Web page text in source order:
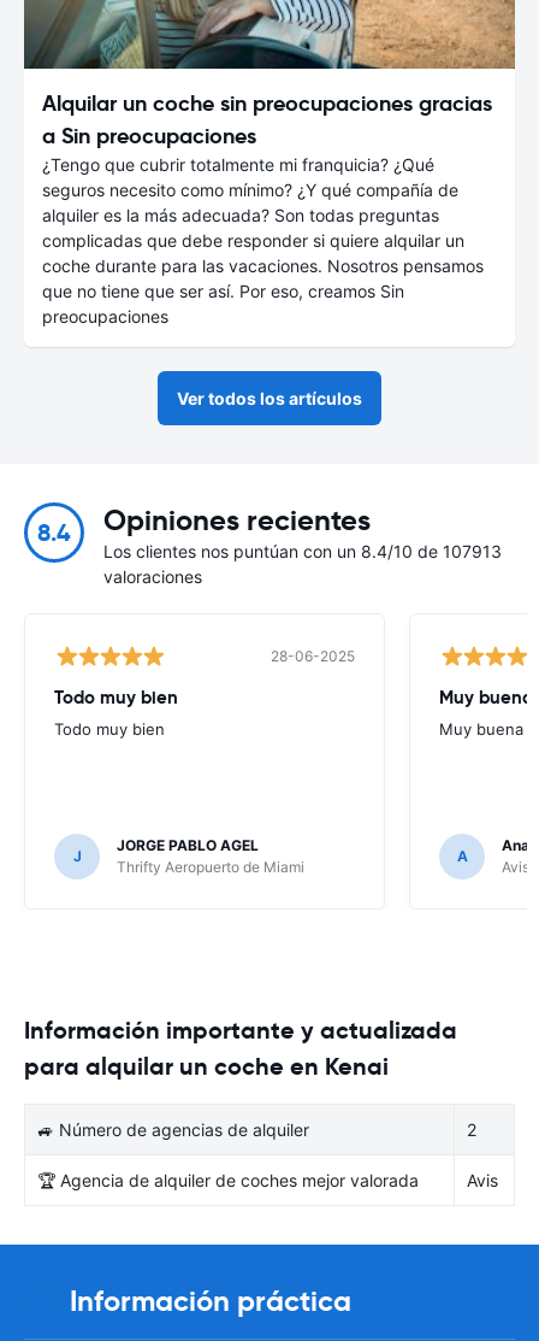
Alquilar un coche sin preocupaciones gracias
a Sin preocupaciones
¿Tengo que cubrir totalmente mi franquicia? ¿Qué
seguros necesito como mínimo? ¿Y qué compañía de
alquiler es la más adecuada? Son todas preguntas
complicadas que debe responder si quiere alquilar un
coche durante para las vacaciones. Nosotros pensamos
que no tiene que ser así. Por eso, creamos Sin
preocupaciones
Ver todos los artículos
8.4 Opiniones recientes
Los clientes nos puntúan con un 8.4/10 de 107913
valoraciones
28-06-2025
Todo muy bien
Todo muy bien
J
JORGE PABLO AGEL
Thrifty Aeropuerto de Miami
Muy buena
Muy buena
A
Ana
Avis
Información importante y actualizada
para alquilar un coche en Kenai
🚙 Número de agencias de alquiler 2
🏆 Agencia de alquiler de coches mejor valorada Avis
Información práctica